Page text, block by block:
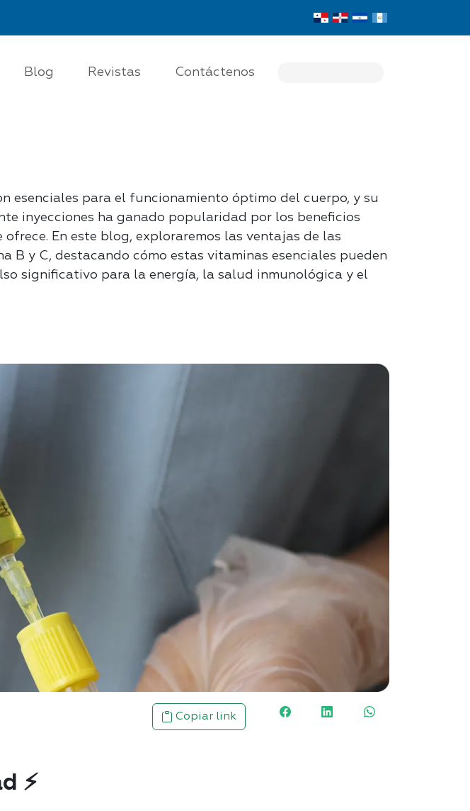
Blog Revistas Contáctenos
esenciales para el funcionamiento óptimo del cuerpo, y su
inyecciones ha ganado popularidad por los beneficios
En este blog, exploraremos las ventajas de las
B y C, destacando cómo estas vitaminas esenciales pueden
significativo para la energía, la salud inmunológica y el
Copiar link
⚡